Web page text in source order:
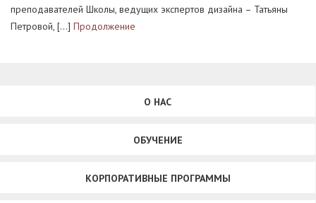
преподавателей Школы, ведущих экспертов дизайна – Татьяны
Петровой, […] Продолжение
О НАС
ОБУЧЕНИЕ
КОРПОРАТИВНЫЕ ПРОГРАММЫ